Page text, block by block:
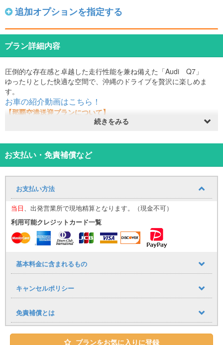
追加オプションを指定する
プラン詳細内容
圧倒的な存在感と卓越した走行性能を兼ね備えた「Audi Q7」
ゆったりとした快適な空間で、沖縄のドライブを贅沢に楽しめま
す。
お車の紹介動画はこちら！
【那覇空港送迎プランについて】
那覇空港までの送迎サービスをご利用いただけます。追加料金はか
■送迎運行時間
９：３０～１７：３０
到着時間に応じて、最寄りの送迎便にてご案内いたします。
す。
空港への送りは１７：００発が最終便となりますので、予めご了承
下さい。
■乗車場所
那覇空港「１４番レンタカー送迎車乗り場」までお越しください。
（ご予約時のお願い）
ご予約時、備考欄に以下の内容を必ずご記入ください。
・到着時間
（公式LINE登録のお願い）
当日スムーズにご案内を行うため、ご予約後は必ず公式LINEのご登
録をお願いいたします。
・LINE ID：@661gpual
続きをみる
お支払い・免責補償など
お支払い方法
当日
、出発営業所で現地精算となります。（現金不可）
利用可能クレジットカード一覧
基本料金に含まれるもの
キャンセルポリシー
免責補償とは
プランをお気に入りに登録